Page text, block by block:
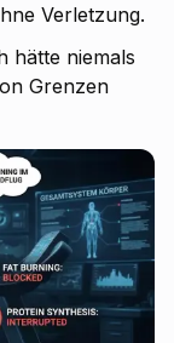
Verletzung.
hätte niemals
Grenzen